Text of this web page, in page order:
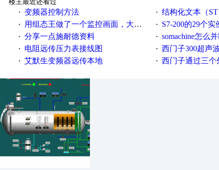
楼主最近还看过
· 变频器控制方法 · 结构化文本（ST）写的
· 用组态王做了一个监控画面，大家给点意见 · S7-200的29个实
· 分享一点施耐德资料 · somachine怎么
· 电阻远传压力表接线图 · 西门子300超声波
· 艾默生变频器远传本地 · 西门子通过三个外